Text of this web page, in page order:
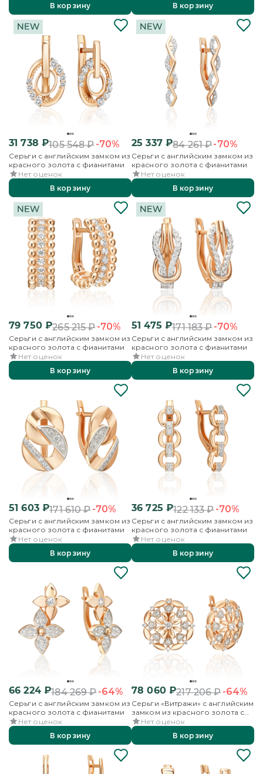
В корзину
В корзину
31 738 ₽105 548₽-70%
Серьги с английским замком из
красного золота с фианитами
Нет оценок
В корзину
25 337₽84 261₽-70%
Серьги с английским замком из
красного золота с фианитами
Нет оценок
В корзину
79 750₽265 215₽-70%
Серьги с английским замком из
красного золота с фианитами
Нет оценок
В корзину
51 475 ₽171 183₽-70%
Серьги с английским замком из
красного золота с фианитами
Нет оценок
В корзину
51 603₽171 610₽-70%
Серьги с английским замком из
красного золота с фианитами
Нет оценок
В корзину
36 725 ₽122 133₽-70%
Серьги с английским замком из
красного золота с фианитами
Нет оценок
В корзину
66 224₽184 269₽-64%
Серьги с английским замком из
красного золота с фианитами
Нет оценок
В корзину
78 060₽217 206₽-64%
Серьги «Витражи» с английским
замком из красного золота с
фианитами
Нет оценок
В корзину